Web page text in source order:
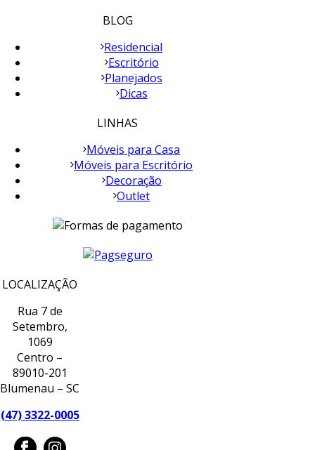
BLOG
Residencial
Escritório
Planejados
Dicas
LINHAS
Móveis para Casa
Móveis para Escritório
Decoração
Outlet
LOCALIZAÇÃO
Rua 7 de
Setembro,
1069
Centro –
89010-201
Blumenau – SC
(47) 3322-0005